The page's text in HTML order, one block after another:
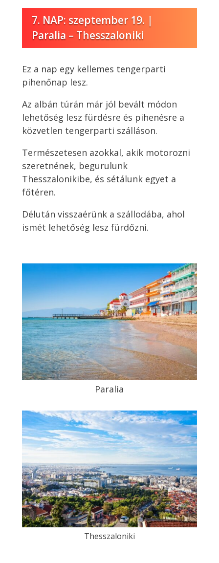
7. NAP: szeptember 19. |
Paralia – Thesszaloniki
Ez a nap egy kellemes tengerparti
pihenőnap lesz.
Az albán túrán már jól bevált módon
lehetőség lesz fürdésre és pihenésre a
közvetlen tengerparti szálláson.
Természetesen azokkal, akik motorozni
szeretnének, begurulunk
Thesszalonikibe, és sétálunk egyet a
főtéren.
Délután visszaérünk a szállodába, ahol
ismét lehetőség lesz fürdőzni.
Paralia
Thesszaloniki